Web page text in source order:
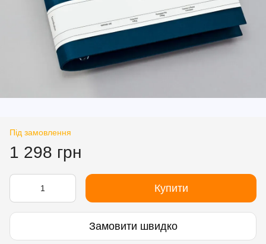
Під замовлення
1 298 грн
Купити
Замовити швидко